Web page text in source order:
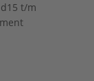
t/m